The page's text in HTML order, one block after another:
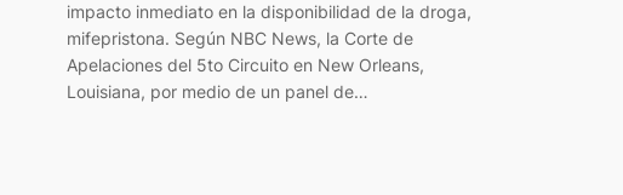
impacto inmediato en la disponibilidad de la droga,
mifepristona. Según NBC News, la Corte de
Apelaciones del 5to Circuito en New Orleans,
Louisiana, por medio de un panel de…